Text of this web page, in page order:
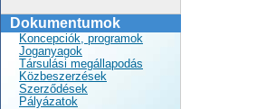
Dokumentumok
Koncepciók, programok
Joganyagok
Társulási megállapodás
Közbeszerzések
Szerződések
Pályázatok